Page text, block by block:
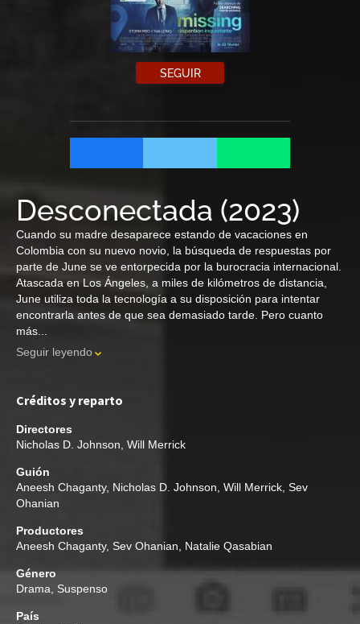
SEGUIR
Desconectada (2023)
Cuando su madre desaparece estando de vacaciones en
Colombia con su nuevo novio, la búsqueda de respuestas por
parte de June se ve entorpecida por la burocracia internacional.
Atascada en Los Ángeles, a miles de kilómetros de distancia,
June utiliza toda la tecnología a su disposición para intentar
encontrarla antes de que sea demasiado tarde. Pero cuanto
más...
Seguir leyendo
Créditos y reparto
Directores
Nicholas D. Johnson Will Merrick
Guión
Aneesh Chaganty, Nicholas D. Johnson Will Merrick Sev
Ohanian
Productores
Aneesh Chaganty, Sev Ohanian Natalie Qasabian
Género
Drama
Suspenso
País